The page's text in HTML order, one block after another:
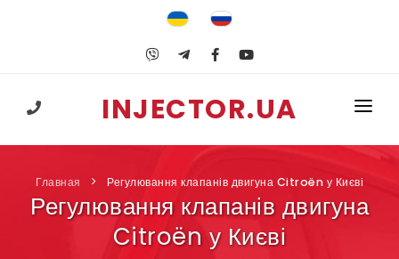
INJECTOR.UA
+38 (067) 547-25-74
ГОЛОВНА
ПОСЛУГИ
Главная Регулювання клапанів двигуна Citroën у Києві
Регулювання клапанів двигуна
Citroën у Києві